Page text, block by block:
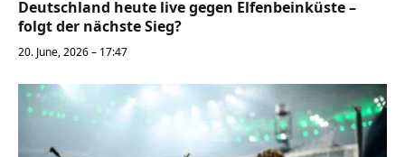
Deutschland heute live gegen Elfenbeinküste –
folgt der nächste Sieg?
20. June, 2026 – 17:47